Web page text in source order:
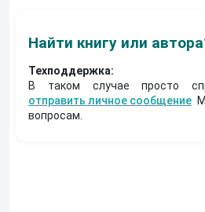
Найти книгу или
Техподдержка:
В таком случае просто
отправить личное сообщение
вопросам.